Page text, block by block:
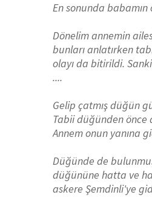
En sonunda babamın
Dönelim annemin
bunları anlatırken
olayı da bitirildi.
....
Gelip çatmış düğün
Tabii düğünden önce
Annem onun yanına
Düğünde de
düğününe hatta ve
askere Şemdinli'ye